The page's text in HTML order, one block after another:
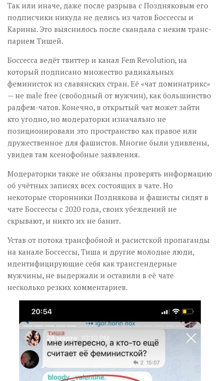
Так или иначе, даже после разрыва с Поздняковым его
подписчики никуда не делись из чатов Боссессы и
Карины. Это выяснилось после скандала с неким транс-
парнем Тишей.
Боссесса ведёт твиттер и канал Fem Revolution, на
который подписано множество радикальных
феминисток из славянских стран. Её «чат доминатрикс»
— не male free (свободный от мужчин), как большинство
радфем-чатов. Конечно, в открытый чат может зайти
кто угодно, но модераторки изначально не
позиционировали это пространство как правое или
дружественное для фашистов. Многие были удивлены,
увидев там ксенофобные заявления.
Модераторки также не обязаны проверять информацию
об учётных записях всех состоящих в чате. Но
некоторые сторонники Позднякова и фашисты сидят в
чате Боссессы с 2020 года, своих убеждений не
скрывают, и никто их не банит.
Устав от потока трансфобной и расистской пропаганды
на канале Боссессы, Тиша и другие молодые люди,
идентифицирующие себя как трансгендерные
мужчины, не выдержали и оставили в её чате
несколько резких комментариев.